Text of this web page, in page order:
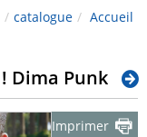
Accueil
/
catalogue
/
Dima Punk !
Imprimer